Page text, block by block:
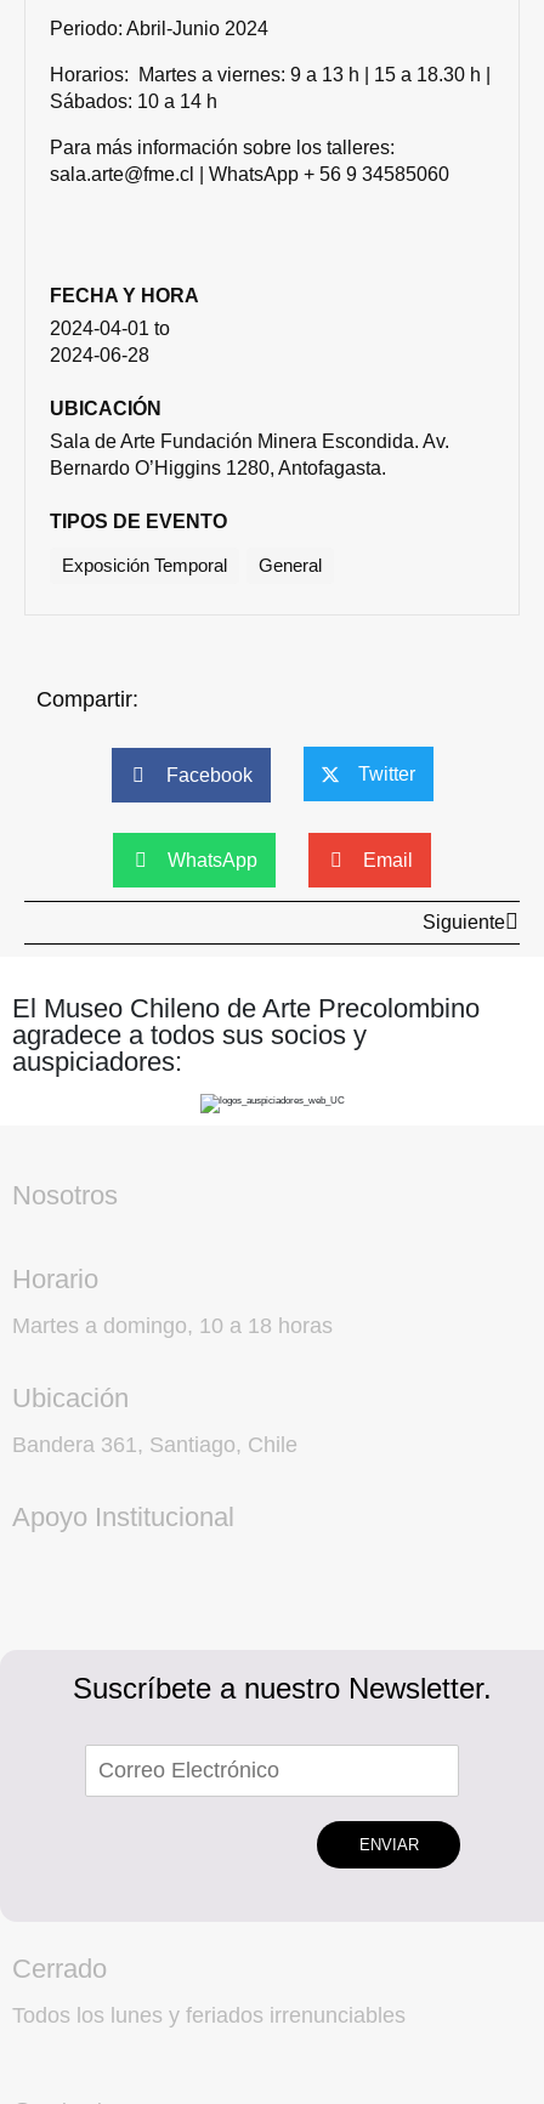
Periodo: Abril-Junio 2024
Horarios: Martes a viernes: 9 a 13 h | 15 a 18.30 h |
Sábados: 10 a 14 h
Para más información sobre los talleres:
sala.arte@fme.cl | WhatsApp + 56 9 34585060
FECHA Y HORA
2024-04-01 to
2024-06-28
UBICACIÓN
Sala de Arte Fundación Minera Escondida. Av.
Bernardo O’Higgins 1280, Antofagasta.
TIPOS DE EVENTO
Exposición Temporal General
Compartir:
Facebook Twitter
WhatsApp Email
Siguiente
El Museo Chileno de Arte Precolombino
agradece a todos sus socios y
auspiciadores:
Nosotros
Horario
Martes a domingo, 10 a 18 horas
Ubicación
Bandera 361, Santiago, Chile
Apoyo Institucional
Suscríbete a nuestro Newsletter.
ENVIAR
Cerrado
Todos los lunes y feriados irrenunciables